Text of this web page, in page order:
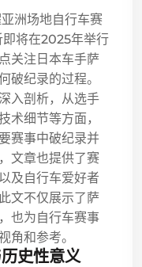
洲场地自行车赛
将在2025年举行
关注日本车手萨
破纪录的过程。
入剖析，从选手
术细节等方面，
赛事中破纪录并
文章也提供了赛
及自行车爱好者
文不仅展示了萨
也为自行车赛事
角和参考。
史性意义